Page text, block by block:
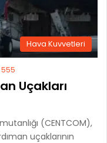
Hava Kuvvetleri
555
Uçakları
(CENTCOM),
uçaklarının